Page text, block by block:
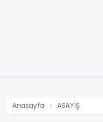
Anasayfa ASAYİŞ